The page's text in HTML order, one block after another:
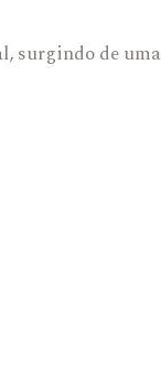
surgindo de